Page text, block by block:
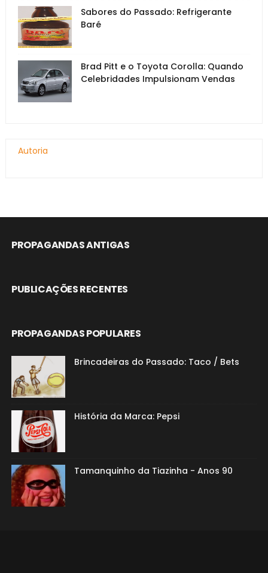
Sabores do Passado: Refrigerante
Baré
Brad Pitt e o Toyota Corolla: Quando
Celebridades Impulsionam Vendas
Autoria
PROPAGANDAS ANTIGAS
PUBLICAÇÕES RECENTES
PROPAGANDAS POPULARES
Brincadeiras do Passado: Taco / Bets
História da Marca: Pepsi
Tamanquinho da Tiazinha - Anos 90